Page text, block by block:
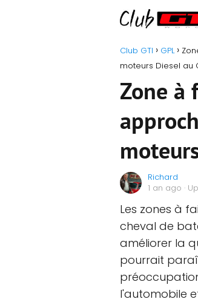
Club GTI GPL
moteurs Diesel au
Zone à
Richard
1 an ago ·
Les zones à
cheval de
améliorer la
pourrait
l'automobile